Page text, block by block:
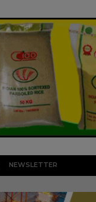
NEWSLETTER